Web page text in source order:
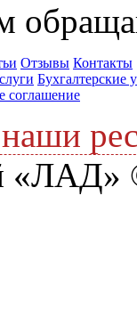
Отзывы Контакты
Бухгалтерские
соглашение
«ЛАД»